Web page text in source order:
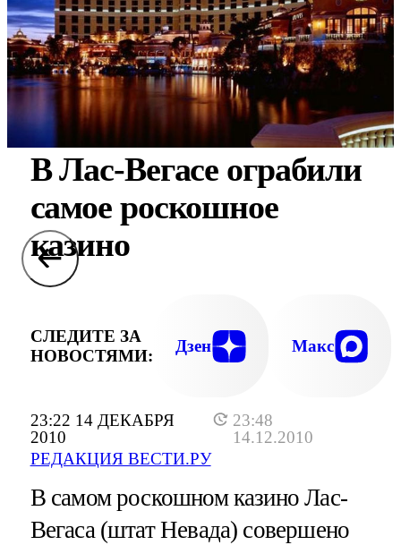
23:22 14 ДЕКАБРЯ
2010
23:48
14.12.2010
РЕДАКЦИЯ ВЕСТИ.РУ
В Лас-Вегасе ограбили
самое роскошное
казино
СЛЕДИТЕ ЗА
НОВОСТЯМИ:
Дзен Макс
В самом роскошном казино Лас-
Вегаса (штат Невада) совершено